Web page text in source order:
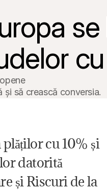
se
și să crească conversia.
cu 10% și
datorită
și Riscuri de la